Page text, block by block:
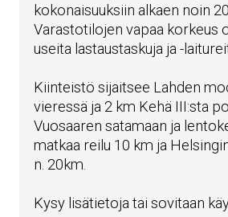
kokonaisuuksiin alkaen noin
Varastotilojen vapaa korkeus
useita lastaustaskuja ja -
Kiinteistö sijaitsee Lahden
vieressä ja 2 km Kehä III:sta
Vuosaaren satamaan ja
matkaa reilu 10 km ja
n. 20km.
Kysy lisätietoja tai sovitaan